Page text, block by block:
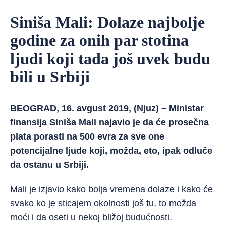
Siniša Mali: Dolaze najbolje
godine za onih par stotina
ljudi koji tada još uvek budu
bili u Srbiji
BEOGRAD, 16. avgust 2019, (Njuz) – Ministar
finansija Siniša Mali najavio je da će prosečna
plata porasti na 500 evra za sve one
potencijalne ljude koji, možda, eto, ipak odluče
da ostanu u Srbiji.
Mali je izjavio kako bolja vremena dolaze i kako će
svako ko je sticajem okolnosti još tu, to možda
moći i da oseti u nekoj bližoj budućnosti.